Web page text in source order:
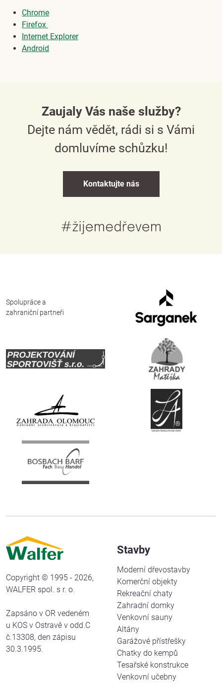
Chrome
Firefox
Internet Explorer
Android
Zaujaly Vás naše služby?
Dejte nám vědět, rádi si s Vámi
domluvíme schůzku!
Kontaktujte nás
Spolupráce a
zahraniční partneři
Copyright © 1995 - 2026,
WALFER spol. s r. o.
Zapsáno v OR vedeném
u KOS v Ostravě v odd.C
č.13308, den zápisu
30.3.1995.
Stavby
Moderní dřevostavby
Komerční objekty
Rekreační chaty
Zahradní domky
Venkovní sauny
Altány
Garážové přístřešky
Chatky do kempů
Tesařské konstrukce
Venkovní učebny
English